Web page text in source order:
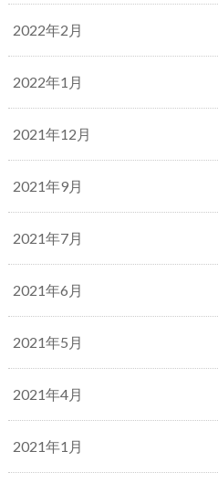
2022年2月
2022年1月
2021年12月
2021年9月
2021年7月
2021年6月
2021年5月
2021年4月
2021年1月